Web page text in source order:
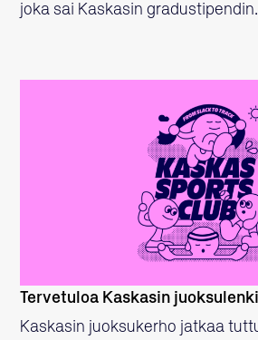
joka sai Kaskasin gradustipendin.
LUE LISÄÄ
Tervetuloa Kaskasin
Kaskasin juoksukerho jatkaa